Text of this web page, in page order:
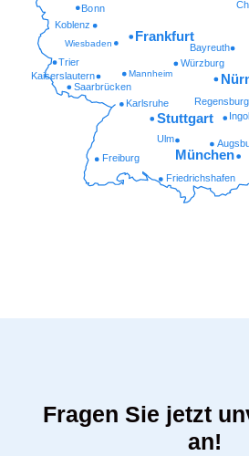
Friedrichshafen
Freiburg
Ulm
Regensburg
Karlsruhe
Saarbrücken
Kaiserslautern Mannheim
Würzburg
Trier
Wiesbaden Bayreuth
Koblenz
Bonn
München
Stuttgart
Frankfurt
Fragen Sie jetzt
an!